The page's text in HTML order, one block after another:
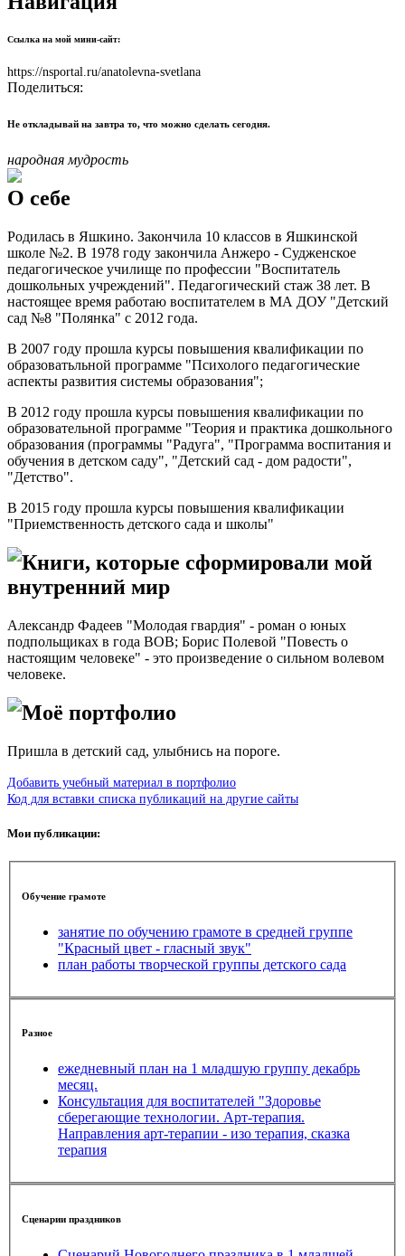
Ссылка на мой мини-сайт:
https://nsportal.ru/anatolevna-svetlana
Поделиться:
Не откладывай на завтра то, что можно сделать сегодня.
народная мудрость
О себе
Родилась в Яшкино. Закончила 10 классов в Яшкинской
школе №2. В 1978 году закончила Анжеро - Судженское
педагогическое училище по профессии "Воспитатель
дошкольных учреждений". Педагогический стаж 38 лет. В
настоящее время работаю воспитателем в МА ДОУ "Детский
сад №8 "Полянка" с 2012 года.
В 2007 году прошла курсы повышения квалификации по
образоватьльной программе "Психолого педагогические
аспекты развития системы образования";
В 2012 году прошла курсы повышения квалификации по
образовательной программе "Теория и практика дошкольного
образования (программы "Радуга", "Программа воспитания и
обучения в детском саду", "Детский сад - дом радости",
"Детство".
В 2015 году прошла курсы повышения квалификации
"Приемственность детского сада и школы"
Книги, которые сформировали мой
внутренний мир
Александр Фадеев "Молодая гвардия" - роман о юных
подпольщиках в года ВОВ; Борис Полевой "Повесть о
настоящим человеке" - это произведение о сильном волевом
человеке.
Моё портфолио
Пришла в детский сад, улыбнись на пороге.
Добавить учебный материал в портфолио
Код для вставки списка публикаций на другие сайты
Мои публикации:
Обучение грамоте
занятие по обучению грамоте в средней группе
"Красный цвет - гласный звук"
план работы творческой группы детского сада
Разное
ежедневный план на 1 младшую группу декабрь
месяц.
Консультация для воспитателей "Здоровье
сберегающие технологии. Арт-терапия.
Направления арт-терапии - изо терапия, сказка
терапия
Сценарии праздников